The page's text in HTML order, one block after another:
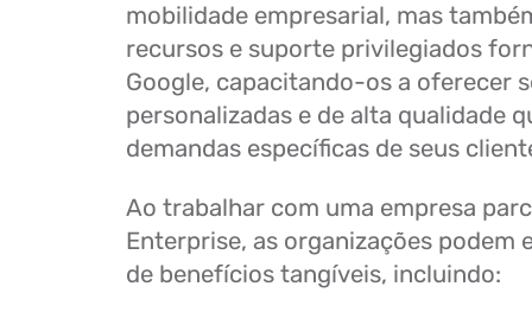
mobilidade empresarial, mas
recursos e suporte privilegiados
Google, capacitando-os a oferecer
personalizadas e de alta qualidade
demandas específicas de seus
Ao trabalhar com uma empresa
Enterprise, as organizações podem
de benefícios tangíveis, incluindo: